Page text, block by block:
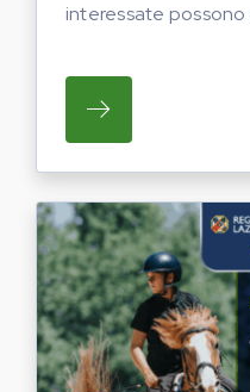
interessate possono
SU REGIONE